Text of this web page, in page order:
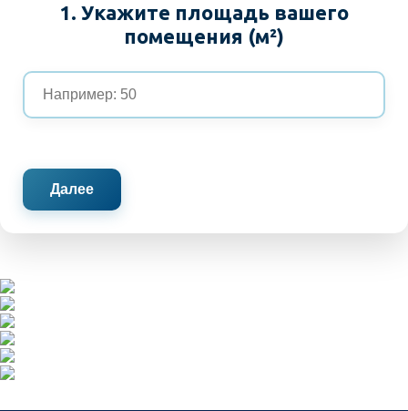
1. Укажите площадь вашего
помещения (м²)
Далее